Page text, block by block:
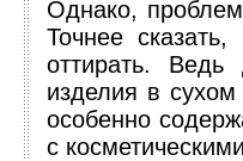
Однако,
Точнее
оттирать. Ведь
изделия в
особенно
с